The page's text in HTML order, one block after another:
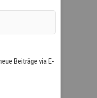
Beiträge via E-